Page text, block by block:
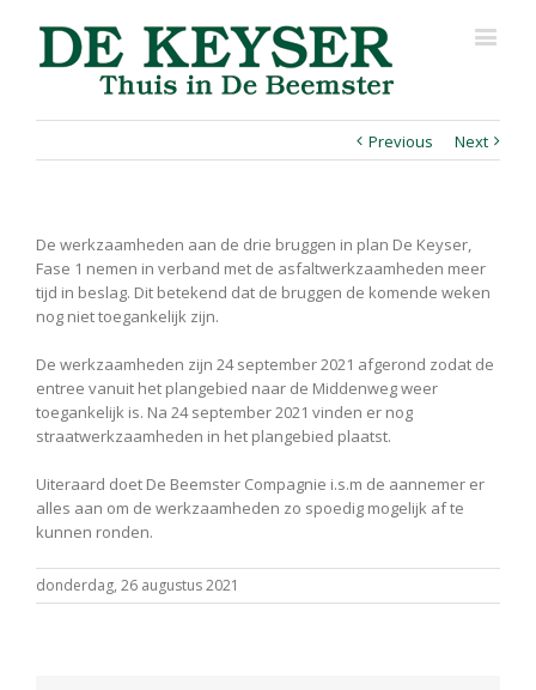
Previous Next
De werkzaamheden aan de drie bruggen in plan De Keyser,
Fase 1 nemen in verband met de asfaltwerkzaamheden meer
tijd in beslag. Dit betekend dat de bruggen de komende weken
nog niet toegankelijk zijn.
De werkzaamheden zijn 24 september 2021 afgerond zodat de
entree vanuit het plangebied naar de Middenweg weer
toegankelijk is. Na 24 september 2021 vinden er nog
straatwerkzaamheden in het plangebied plaatst.
Uiteraard doet De Beemster Compagnie i.s.m de aannemer er
alles aan om de werkzaamheden zo spoedig mogelijk af te
kunnen ronden.
donderdag, 26 augustus 2021